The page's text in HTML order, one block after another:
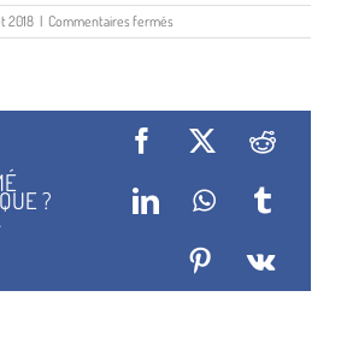
2018 | Commentaires fermés
Exo
Strike
?
Facebook
X Reddit
LinkedInWhatsApp
Tumblr
Pinterest
Vk